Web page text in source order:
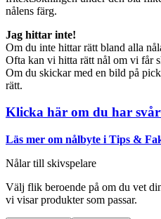
nålens färg.
Jag hittar inte!
Om du inte hittar rätt bland alla
Ofta kan vi hitta rätt nål om vi får
Om du skickar med en bild på
rätt.
Klicka här om du har
Läs mer om nålbyte i Tips &
Nålar till skivspelare
Välj flik beroende på om du vet
vi visar produkter som passar.